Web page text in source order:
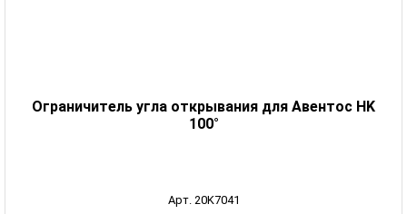
Ограничитель угла открывания для Авентос HK
100°
Арт. 20K7041